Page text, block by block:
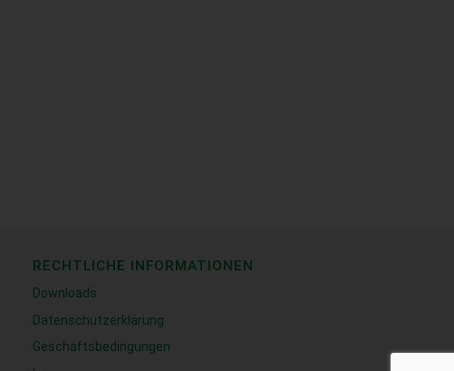
RECHTLICHE INFORMATIONEN
Downloads
Datenschutzerklärung
Geschäftsbedingungen